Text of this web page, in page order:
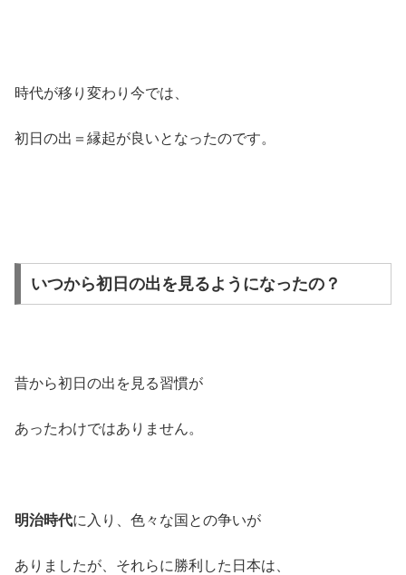
時代が移り変わり今では、
初日の出＝縁起が良いとなったのです。
いつから初日の出を見るようになったの？
昔から初日の出を見る習慣が
あったわけではありません。
明治時代に入り、色々な国との争いが
ありましたが、それらに勝利した日本は、